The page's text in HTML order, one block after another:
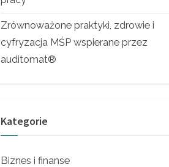
Zrównoważone praktyki, zdrowie i
cyfryzacja MŚP wspierane przez
auditomat®
Kategorie
Biznes i finanse